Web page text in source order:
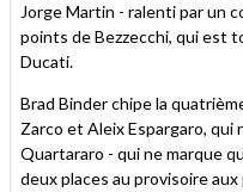
Jorge Martin - ralenti par un
points de Bezzecchi, qui est
Ducati.
Brad Binder chipe la
Zarco et Aleix Espargaro, qui
Quartararo - qui ne marque
deux places au provisoire